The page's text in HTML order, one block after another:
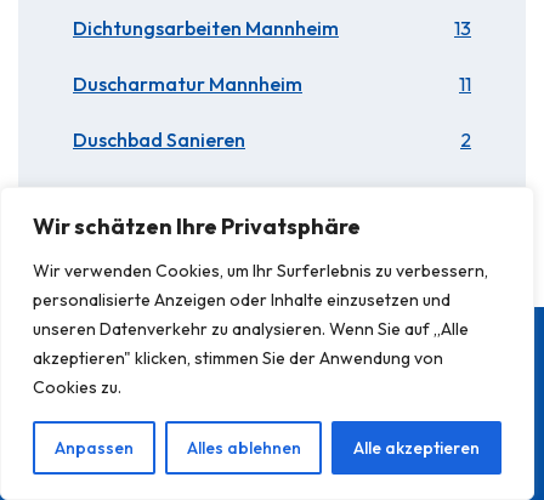
Wir schätzen Ihre Privatsphäre
Wir verwenden Cookies, um Ihr Surferlebnis zu verbessern,
personalisierte Anzeigen oder Inhalte einzusetzen und
unseren Datenverkehr zu analysieren. Wenn Sie auf „Alle
akzeptieren" klicken, stimmen Sie der Anwendung von
Cookies zu.
Anpassen Alles ablehnen Alle akzeptieren
Dichtungsarbeiten Mannheim 13
Duscharmatur Mannheim 11
Duschbad Sanieren 2
Stadtteile
Duschkabine heidelberg
kanalreinigung bensheim